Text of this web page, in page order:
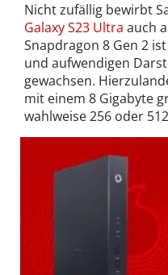
Nicht zufällig bewirbt
Galaxy S23 Ultra auch
Snapdragon 8 Gen 2
und aufwendigen
gewachsen.
mit einem 8 Gigabyte
wahlweise 256 oder